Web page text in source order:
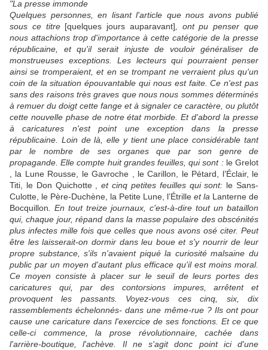
"La presse immonde
Quelques personnes, en lisant l'article que nous avons publié
sous ce titre [quelques jours auparavant] , ont pu penser que
nous attachions trop d'importance à cette catégorie de la presse
républicaine, et qu'il serait injuste de vouloir généraliser de
monstrueuses exceptions. Les lecteurs qui pourraient penser
ainsi se tromperaient, et en se trompant ne verraient plus qu'un
coin de la situation épouvantable qui nous est faite. Ce n'est pas
sans des raisons très graves que nous nous sommes déterminés
à remuer du doigt cette fange et à signaler ce caractère, ou plutôt
cette nouvelle phase de notre état morbide. Et d'abord la presse
à caricatures n'est point une exception dans la presse
républicaine. Loin de là, elle y tient une place considérable tant
par le nombre de ses organes que par son genre de
propagande. Elle compte huit grandes feuilles, qui sont : le Grelot
, la Lune Rousse, le Gavroche , le Carillon, le Pétard, l’Éclair, le
Titi, le Don Quichotte ,et cinq petites feuilles qui sont: le Sans-
Culotte, le Père-Duchène, la Petite Lune, l’Étrille et la Lanterne de
Bocquillon . En tout treize journaux, c'est-à-dire tout un bataillon
qui, chaque jour, répand dans la masse populaire des obscénités
plus infectes mille fois que celles que nous avons osé citer. Peut
être les laisserait-on dormir dans leu boue et s'y nourrir de leur
propre substance, s'ils n'avaient piqué la curiosité malsaine du
public par un moyen d'autant plus efficace qu'il est moins moral.
Ce moyen consiste à placer sur le seuil de leurs portes des
caricatures qui, par des contorsions impures, arrêtent et
provoquent les passants. Voyez-vous ces cinq, six, dix
rassemblements échelonnés- dans une même-rue ? Ils ont pour
cause une caricature dans l'exercice de ses fonctions. Et ce que
celle-ci commence, la prose révolutionnaire, cachée dans
l'arrière-boutique, l'achève. Il ne s'agit donc point ici d'une